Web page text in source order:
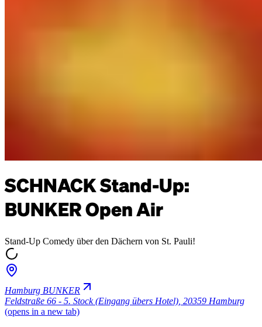
SCHNACK Stand-Up:
BUNKER Open Air
Stand-Up Comedy über den Dächern von St. Pauli!
Hamburg BUNKER
Feldstraße 66 - 5. Stock (Eingang übers Hotel) 20359 Hamburg
(opens in a new tab)